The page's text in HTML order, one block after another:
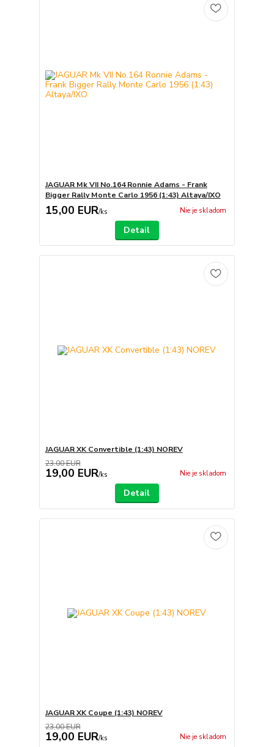
JAGUAR Mk VII No.164 Ronnie Adams - Frank
Bigger Rally Monte Carlo 1956 (1:43) Altaya/IXO
15,00 EUR/ks Nie je skladom
Detail
JAGUAR XK Convertible (1:43) NOREV
23,00 EUR
19,00 EUR/ks Nie je skladom
Detail
JAGUAR XK Coupe (1:43) NOREV
23,00 EUR
19,00 EUR/ks Nie je skladom